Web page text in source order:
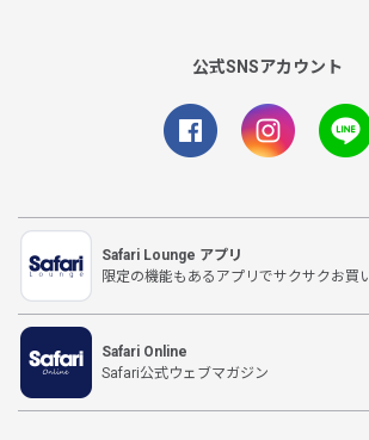
公式SNSアカウント
Safari Lounge アプリ
限定の機能もあるアプリでサクサクお買
Safari Online
Safari公式ウェブマガジン